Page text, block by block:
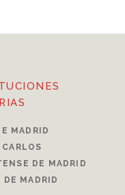
MADRID
DE MADRID
MADRID